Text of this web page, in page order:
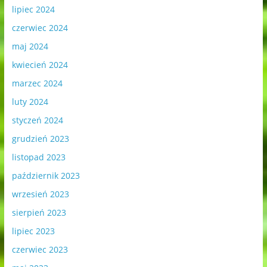
lipiec 2024
czerwiec 2024
maj 2024
kwiecień 2024
marzec 2024
luty 2024
styczeń 2024
grudzień 2023
listopad 2023
październik 2023
wrzesień 2023
sierpień 2023
lipiec 2023
czerwiec 2023